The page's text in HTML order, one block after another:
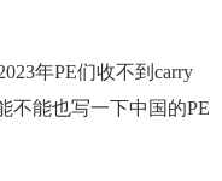
年PE们收不到carry
不能也写一下中国的PE